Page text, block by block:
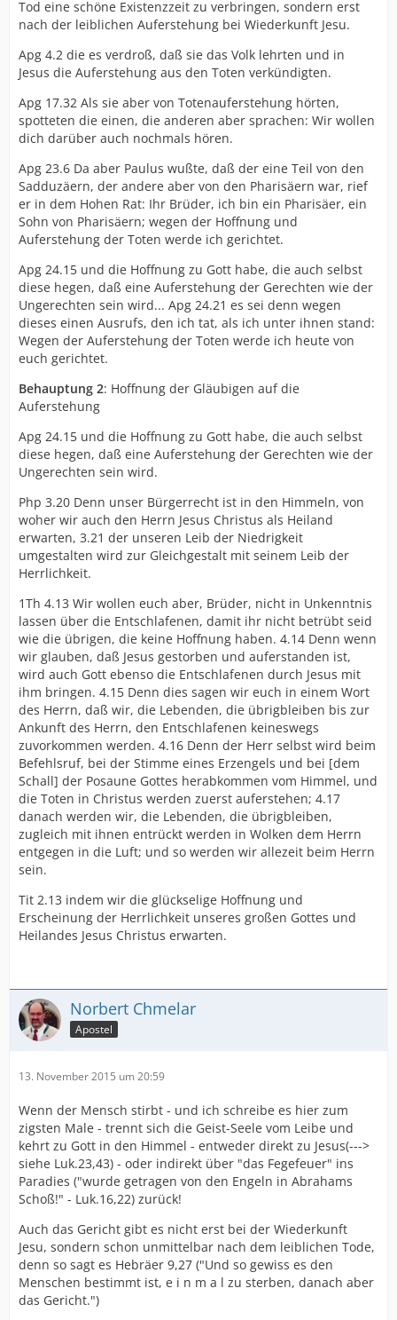
Tod eine schöne Existenzzeit zu verbringen, sondern erst
nach der leiblichen Auferstehung bei Wiederkunft Jesu.
Apg 4.2 die es verdroß, daß sie das Volk lehrten und in
Jesus die Auferstehung aus den Toten verkündigten.
Apg 17.32 Als sie aber von Totenauferstehung hörten,
spotteten die einen, die anderen aber sprachen: Wir wollen
dich darüber auch nochmals hören.
Apg 23.6 Da aber Paulus wußte, daß der eine Teil von den
Sadduzäern, der andere aber von den Pharisäern war, rief
er in dem Hohen Rat: Ihr Brüder, ich bin ein Pharisäer, ein
Sohn von Pharisäern; wegen der Hoffnung und
Auferstehung der Toten werde ich gerichtet.
Apg 24.15 und die Hoffnung zu Gott habe, die auch selbst
diese hegen, daß eine Auferstehung der Gerechten wie der
Ungerechten sein wird... Apg 24.21 es sei denn wegen
dieses einen Ausrufs, den ich tat, als ich unter ihnen stand:
Wegen der Auferstehung der Toten werde ich heute von
euch gerichtet.
Behauptung 2: Hoffnung der Gläubigen auf die
Auferstehung
Apg 24.15 und die Hoffnung zu Gott habe, die auch selbst
diese hegen, daß eine Auferstehung der Gerechten wie der
Ungerechten sein wird.
Php 3.20 Denn unser Bürgerrecht ist in den Himmeln, von
woher wir auch den Herrn Jesus Christus als Heiland
erwarten, 3.21 der unseren Leib der Niedrigkeit
umgestalten wird zur Gleichgestalt mit seinem Leib der
Herrlichkeit.
1Th 4.13 Wir wollen euch aber, Brüder, nicht in Unkenntnis
lassen über die Entschlafenen, damit ihr nicht betrübt seid
wie die übrigen, die keine Hoffnung haben. 4.14 Denn wenn
wir glauben, daß Jesus gestorben und auferstanden ist,
wird auch Gott ebenso die Entschlafenen durch Jesus mit
ihm bringen. 4.15 Denn dies sagen wir euch in einem Wort
des Herrn, daß wir, die Lebenden, die übrigbleiben bis zur
Ankunft des Herrn, den Entschlafenen keineswegs
zuvorkommen werden. 4.16 Denn der Herr selbst wird beim
Befehlsruf, bei der Stimme eines Erzengels und bei [dem
Schall] der Posaune Gottes herabkommen vom Himmel, und
die Toten in Christus werden zuerst auferstehen; 4.17
danach werden wir, die Lebenden, die übrigbleiben,
zugleich mit ihnen entrückt werden in Wolken dem Herrn
entgegen in die Luft; und so werden wir allezeit beim Herrn
sein.
Tit 2.13 indem wir die glückselige Hoffnung und
Erscheinung der Herrlichkeit unseres großen Gottes und
Heilandes Jesus Christus erwarten.
Norbert Chmelar
Apostel
13. November 2015 um 20:59
Wenn der Mensch stirbt - und ich schreibe es hier zum
zigsten Male - trennt sich die Geist-Seele vom Leibe und
kehrt zu Gott in den Himmel - entweder direkt zu Jesus(--->
siehe Luk.23,43) - oder indirekt über "das Fegefeuer" ins
Paradies ("wurde getragen von den Engeln in Abrahams
Schoß!" - Luk.16,22) zurück!
Auch das Gericht gibt es nicht erst bei der Wiederkunft
Jesu, sondern schon unmittelbar nach dem leiblichen Tode,
denn so sagt es Hebräer 9,27 ("Und so gewiss es den
Menschen bestimmt ist, e i n m a l zu sterben, danach aber
das Gericht.")